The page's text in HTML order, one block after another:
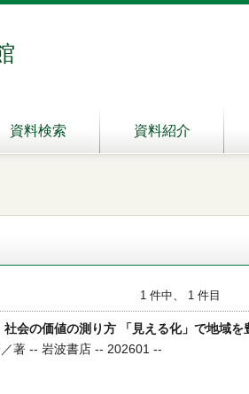
資料検索 資料紹介
1 件中、 1 件目
社会の価値の測り方 「見える化」で地域を
著 -- 岩波書店 -- 202601 --